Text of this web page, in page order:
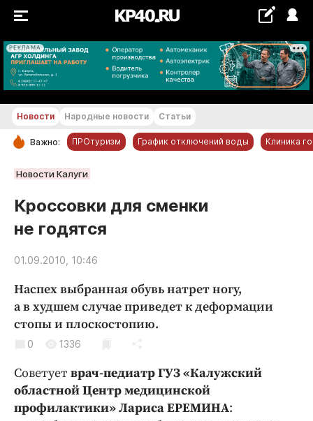
РЕКЛАМА
+18...+19 °С
РУБРИКИ
Новости компаний
Статьи
Народные новости
Авто и транспорт
Благоустройство
Криминал
Культура
Образование
Общество
Новости Народные новости Статьи
Важно: ПРОтуризм График отключений воды Клиника
Новости Калуги
Кроссовки для сменки
не годятся
01.09.2010, 10:46
Наспех выбранная обувь натрет ногу,
а в худшем случае приведет к деформации
стопы и плоскостопию.
0 1336
Советует врач-педиатр ГУЗ «Калужский
областной Центр медицинской
профилактики» Лариса ЕРЕМИНА: